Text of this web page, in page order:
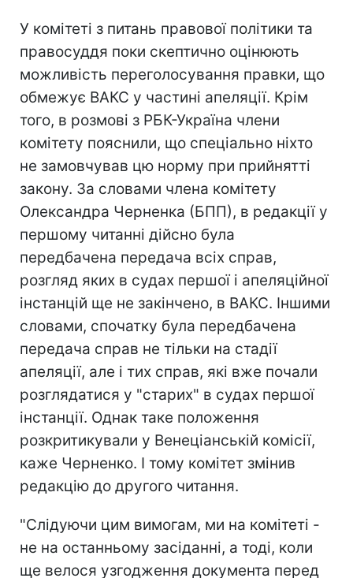
У комітеті з питань правової політики та
правосуддя поки скептично оцінюють
можливість переголосування правки, що
обмежує ВАКС у частині апеляції. Крім
того, в розмові з РБК-Україна члени
комітету пояснили, що спеціально ніхто
не замовчував цю норму при прийнятті
закону. За словами члена комітету
Олександра Черненка (БПП), в редакції у
першому читанні дійсно була
передбачена передача всіх справ,
розгляд яких в судах першої і апеляційної
інстанцій ще не закінчено, в ВАКС. Іншими
словами, спочатку була передбачена
передача справ не тільки на стадії
апеляції, але і тих справ, які вже почали
розглядатися у "старих" в судах першої
інстанції. Однак таке положення
розкритикували у Венеціанській комісії,
каже Черненко. І тому комітет змінив
редакцію до другого читання.
"Слідуючи цим вимогам, ми на комітеті -
не на останньому засіданні, а тоді, коли
ще велося узгодження документа перед